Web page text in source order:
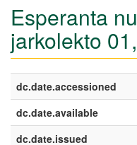
Esperanta
jarkolekto
dc.date.accessioned
dc.date.available
dc.date.issued